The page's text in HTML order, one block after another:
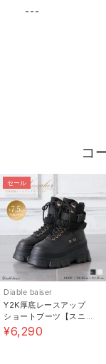
---
マイページの中
▼完売アイテム
時にメールが届
※再販がない商
《素
《透け感》なし
コ
セール
Diable baiser
Y2K厚底レースアップ
ショートブーツ【スニ
ーカー】【大きいサイ
ズ有】
¥6,290